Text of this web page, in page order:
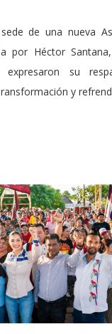
de una nueva
por Héctor
expresaron su
y